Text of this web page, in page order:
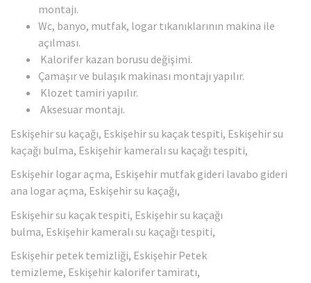
montajı.
Wc, banyo, mutfak, logar tıkanıklarının makina ile
açılması.
Kalorifer kazan borusu değişimi.
Çamaşır ve bulaşık makinası montajı yapılır.
Klozet tamiri yapılır.
Aksesuar montajı.
Eskişehir su kaçağı, Eskişehir su kaçak tespiti, Eskişehir su
kaçağı bulma, Eskişehir kameralı su kaçağı tespiti,
Eskişehir logar açma, Eskişehir mutfak gideri lavabo gideri
ana logar açma, Eskişehir su kaçağı,
Eskişehir su kaçak tespiti, Eskişehir su kaçağı
bulma, Eskişehir kameralı su kaçağı tespiti,
Eskişehir petek temizliği, Eskişehir Petek
temizleme, Eskişehir kalorifer tamiratı,